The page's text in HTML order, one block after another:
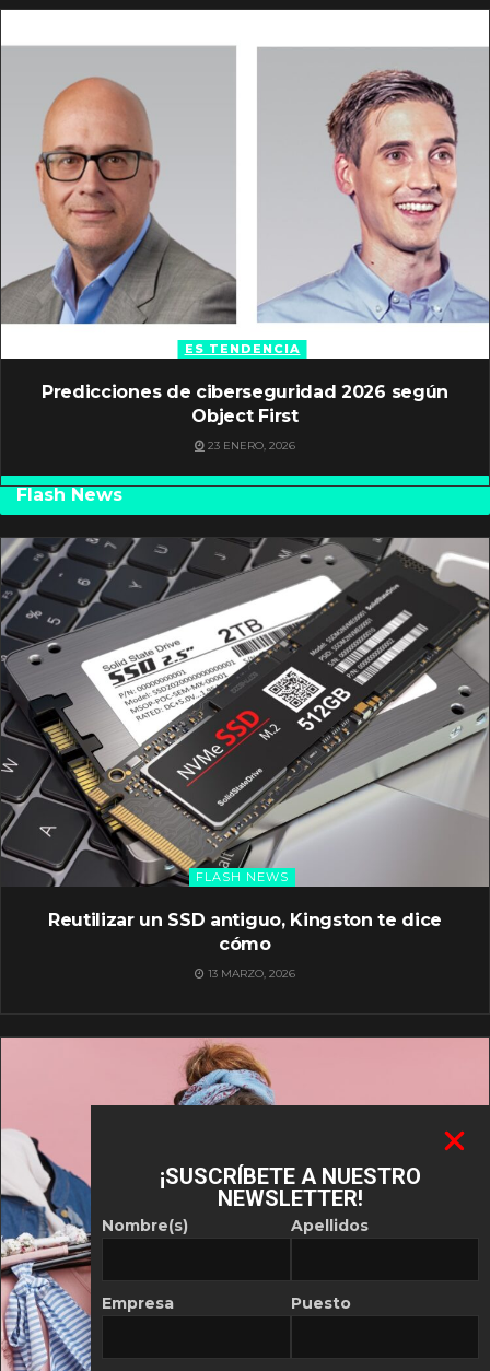
ES TENDENCIA
Predicciones de ciberseguridad 2026 según
Object First
23 ENERO, 2026
Flash News
FLASH NEWS
Reutilizar un SSD antiguo, Kingston te dice
cómo
13 MARZO, 2026
¡SUSCRÍBETE A NUESTRO
NEWSLETTER!
Nombre(s)
Empresa
Apellidos
Puesto